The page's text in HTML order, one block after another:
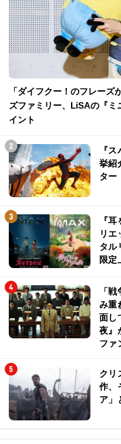
「ダイフクー！のフレー
ズファミリー、LiSAの『ミ
イント
『
挙紹
ター
『
リエ
タル
限定
「
み重
面し
夜』
ファ
クリ
作、
ア」